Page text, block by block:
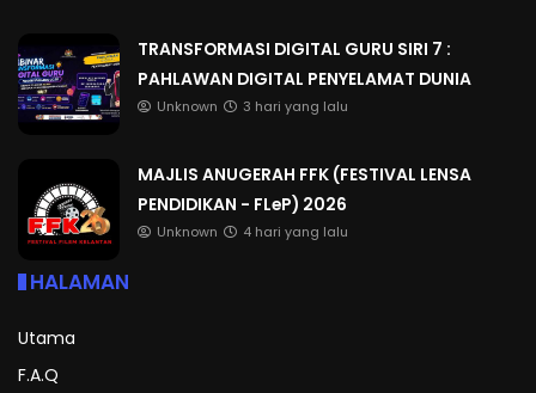
TRANSFORMASI DIGITAL GURU SIRI 7 :
PAHLAWAN DIGITAL PENYELAMAT DUNIA
Unknown 3 hari yang lalu
MAJLIS ANUGERAH FFK (FESTIVAL LENSA
PENDIDIKAN - FLeP) 2026
Unknown 4 hari yang lalu
HALAMAN
Utama
F.A.Q